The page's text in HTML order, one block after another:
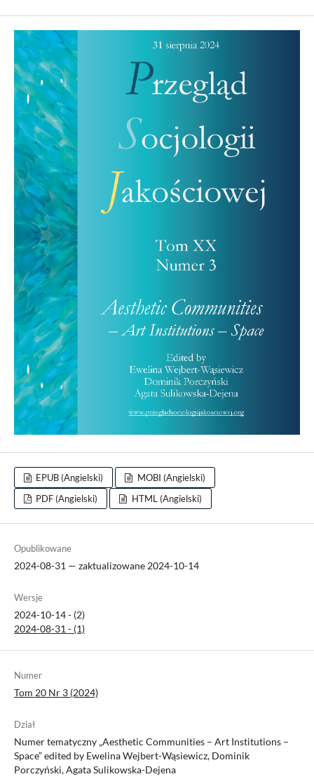
EPUB (Angielski)
MOBI (Angielski)
PDF (Angielski)
HTML (Angielski)
Opublikowane
2024-08-31 — zaktualizowane 2024-10-14
Wersje
2024-10-14 - (2)
2024-08-31 - (1)
Numer
Tom 20 Nr 3 (2024)
Dział
Numer tematyczny „Aesthetic Communities – Art Institutions –
Space” edited by Ewelina Wejbert-Wąsiewicz, Dominik
Porczyński, Agata Sulikowska-Dejena